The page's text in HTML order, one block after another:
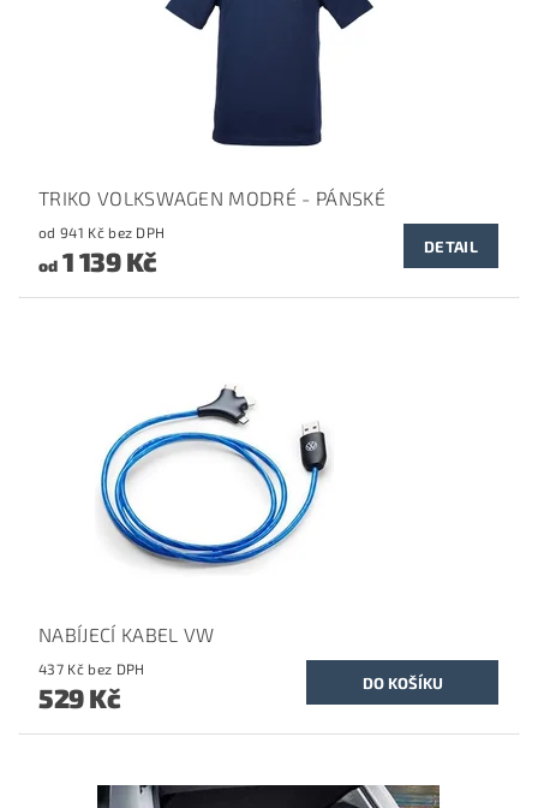
TRIKO VOLKSWAGEN MODRÉ - PÁNSKÉ
od 941 Kč bez DPH
od1 139 Kč DETAIL
NABÍJECÍ KABEL VW
437 Kč bez DPH
529 Kč